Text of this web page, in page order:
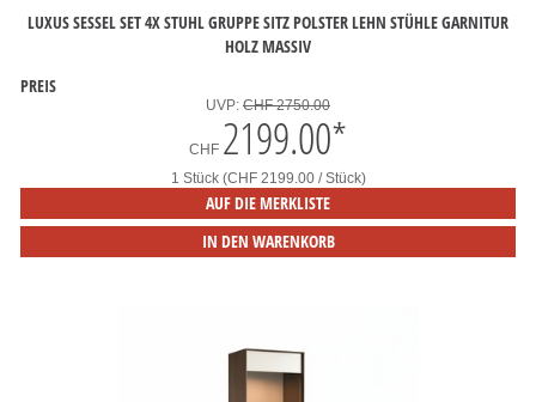
LUXUS SESSEL SET 4X STUHL GRUPPE SITZ POLSTER LEHN STÜHLE GARNITUR
HOLZ MASSIV
PREIS
UVP: CHF 2750.00
CHF 2199.00*
1 Stück (CHF 2199.00 / Stück)
AUF DIE MERKLISTE
IN DEN WARENKORB